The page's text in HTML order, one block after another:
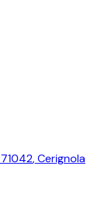
71042,Cerignola